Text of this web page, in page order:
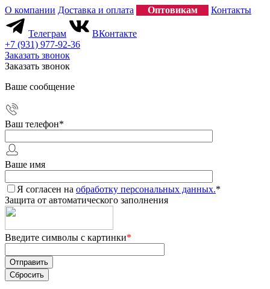
О компании Доставка и оплата Оптовикам Контакты
Телеграм
ВКонтакте
+7 (931) 977-92-36
Заказать звонок
Заказать звонок
Ваше сообщение
Ваш телефон*
Ваше имя
Я согласен на обработку персональных данных.*
Защита от автоматического заполнения
Введите символы с картинки*